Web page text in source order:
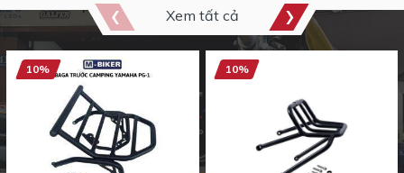
Xem tất cả
10% 10%